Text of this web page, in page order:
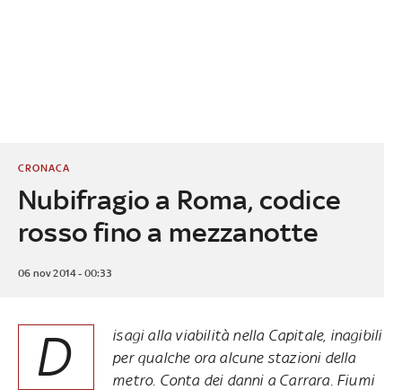
Nubifragio a Roma, codice
rosso fino a mezzanotte
CRONACA
06 nov 2014 - 00:33
D
isagi alla viabilità nella Capitale, inagibili
per qualche ora alcune stazioni della
metro. Conta dei danni a Carrara. Fiumi